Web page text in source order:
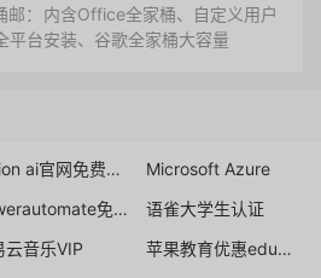
邮：内含Office全家桶、自定义用户
平台安装、谷歌全家桶大容量
notion ai官网免费版使用
Microsoft Azure
powerautomate免费获取
语雀大学生认证
云音乐VIP
苹果教育优惠edu邮箱免抽查